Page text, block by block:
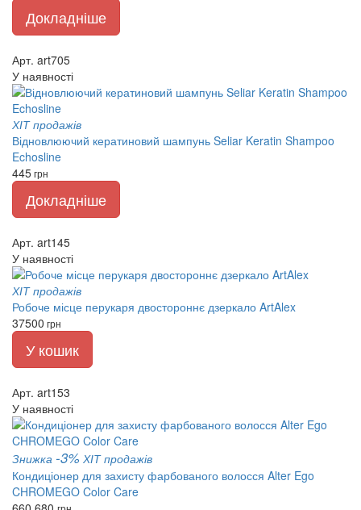
Докладніше
Арт. art705
У наявності
ХІТ продажів
Відновлюючий кератиновий шампунь Seliar Keratin Shampoo
Echosline
445грн
Докладніше
Арт. art145
У наявності
ХІТ продажів
Робоче місце перукаря двостороннє дзеркало ArtAlex
37500 грн
У кошик
Арт. art153
У наявності
Знижка -3% ХІТ продажів
Кондиціонер для захисту фарбованого волосся Alter Ego
CHROMEGO Color Care